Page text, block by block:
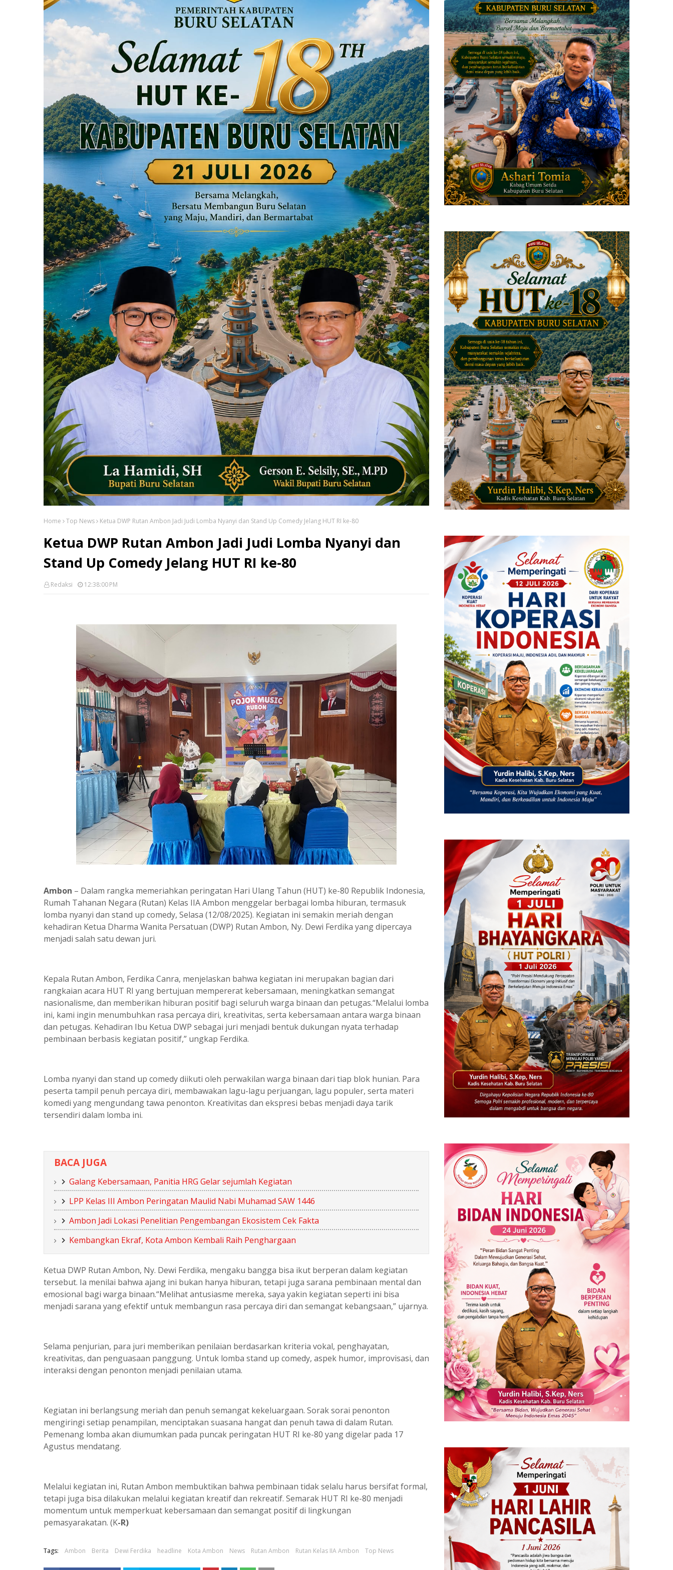
Home Top News Ketua DWP Rutan Ambon Jadi Judi Lomba Nyanyi dan Stand Up Comedy Jelang HUT RI ke-80
Ketua DWP Rutan Ambon Jadi Judi Lomba Nyanyi dan
Stand Up Comedy Jelang HUT RI ke-80
Redaksi 12:38:00 PM
Ambon – Dalam rangka memeriahkan peringatan Hari Ulang Tahun (HUT) ke-80 Republik Indonesia,
Rumah Tahanan Negara (Rutan) Kelas IIA Ambon menggelar berbagai lomba hiburan, termasuk
lomba nyanyi dan stand up comedy, Selasa (12/08/2025). Kegiatan ini semakin meriah dengan
kehadiran Ketua Dharma Wanita Persatuan (DWP) Rutan Ambon, Ny. Dewi Ferdika yang dipercaya
menjadi salah satu dewan juri.
Kepala Rutan Ambon, Ferdika Canra, menjelaskan bahwa kegiatan ini merupakan bagian dari
rangkaian acara HUT RI yang bertujuan mempererat kebersamaan, meningkatkan semangat
nasionalisme, dan memberikan hiburan positif bagi seluruh warga binaan dan petugas.“Melalui lomba
ini, kami ingin menumbuhkan rasa percaya diri, kreativitas, serta kebersamaan antara warga binaan
dan petugas. Kehadiran Ibu Ketua DWP sebagai juri menjadi bentuk dukungan nyata terhadap
pembinaan berbasis kegiatan positif,” ungkap Ferdika.
Lomba nyanyi dan stand up comedy diikuti oleh perwakilan warga binaan dari tiap blok hunian. Para
peserta tampil penuh percaya diri, membawakan lagu-lagu perjuangan, lagu populer, serta materi
komedi yang mengundang tawa penonton. Kreativitas dan ekspresi bebas menjadi daya tarik
tersendiri dalam lomba ini.
BACA JUGA
Galang Kebersamaan, Panitia HRG Gelar sejumlah Kegiatan
LPP Kelas III Ambon Peringatan Maulid Nabi Muhamad SAW 1446
Ambon Jadi Lokasi Penelitian Pengembangan Ekosistem Cek Fakta
Kembangkan Ekraf, Kota Ambon Kembali Raih Penghargaan
Ketua DWP Rutan Ambon, Ny. Dewi Ferdika, mengaku bangga bisa ikut berperan dalam kegiatan
tersebut. Ia menilai bahwa ajang ini bukan hanya hiburan, tetapi juga sarana pembinaan mental dan
emosional bagi warga binaan.“Melihat antusiasme mereka, saya yakin kegiatan seperti ini bisa
menjadi sarana yang efektif untuk membangun rasa percaya diri dan semangat kebangsaan,” ujarnya.
Selama penjurian, para juri memberikan penilaian berdasarkan kriteria vokal, penghayatan,
kreativitas, dan penguasaan panggung. Untuk lomba stand up comedy, aspek humor, improvisasi, dan
interaksi dengan penonton menjadi penilaian utama.
Kegiatan ini berlangsung meriah dan penuh semangat kekeluargaan. Sorak sorai penonton
mengiringi setiap penampilan, menciptakan suasana hangat dan penuh tawa di dalam Rutan.
Pemenang lomba akan diumumkan pada puncak peringatan HUT RI ke-80 yang digelar pada 17
Agustus mendatang.
Melalui kegiatan ini, Rutan Ambon membuktikan bahwa pembinaan tidak selalu harus bersifat formal,
tetapi juga bisa dilakukan melalui kegiatan kreatif dan rekreatif. Semarak HUT RI ke-80 menjadi
momentum untuk memperkuat kebersamaan dan semangat positif di lingkungan
pemasyarakatan. (K-R)
Tags: Ambon Berita Dewi Ferdika headline Kota Ambon News Rutan Ambon Rutan Kelas IIA Ambon Top News